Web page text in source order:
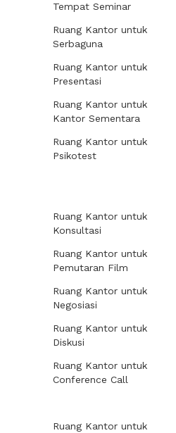
Tempat Seminar
Ruang Kantor untuk
Serbaguna
Ruang Kantor untuk
Presentasi
Ruang Kantor untuk
Kantor Sementara
Ruang Kantor untuk
Psikotest
Ruang Kantor untuk
Konsultasi
Ruang Kantor untuk
Pemutaran Film
Ruang Kantor untuk
Negosiasi
Ruang Kantor untuk
Diskusi
Ruang Kantor untuk
Conference Call
Ruang Kantor untuk